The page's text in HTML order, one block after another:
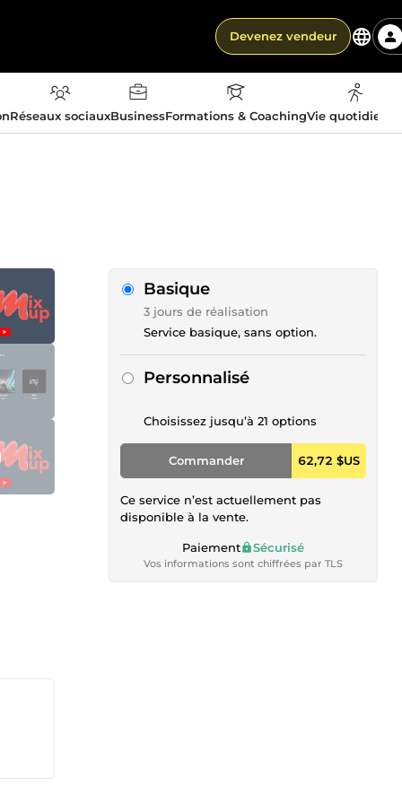
Devenez vendeur
Réseaux sociauxBusinessFormations & CoachingVie
Basique
3 jours de réalisation
Service basique, sans option.
Personnalisé
Choisissez jusqu’à 21 options
Commander 62,72 $US
Ce service n’est actuellement pas
disponible à la vente.
Paiement Sécurisé
Vos informations sont chiffrées par TLS